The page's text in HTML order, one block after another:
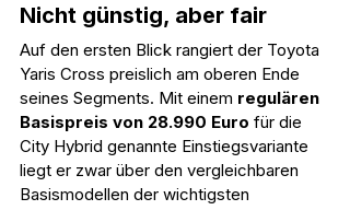
Nicht günstig, aber fair
Auf den ersten Blick rangiert der Toyota
Yaris Cross preislich am oberen Ende
seines Segments. Mit einem regulären
Basispreis von 28.990 Euro für die
City Hybrid genannte Einstiegsvariante
liegt er zwar über den vergleichbaren
Basismodellen der wichtigsten